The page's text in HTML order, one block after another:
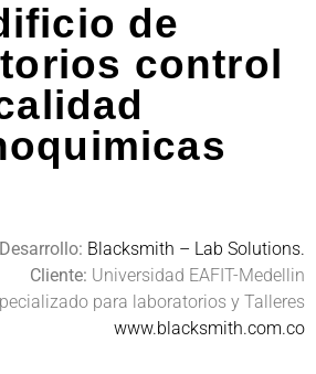
de
control
Blacksmith – Lab Solutions.
Cliente: Universidad EAFIT-Medellin
para laboratorios y Talleres
www.blacksmith.com.co